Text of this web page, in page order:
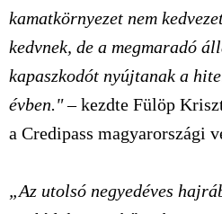
kamatkörnyezet nem
kedvnek, de a megmaradó
kapaszkodót nyújtanak a
évben."– kezdte Fülöp
a Credipass magyarországi
„Az utolsó negyedéves